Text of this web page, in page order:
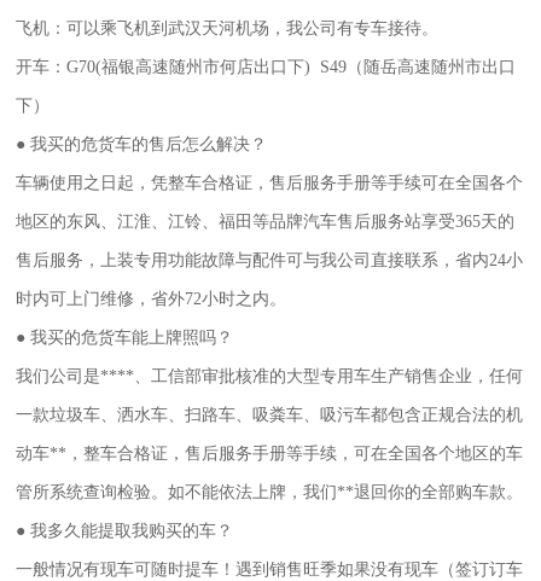
飞机：可以乘飞机到武汉天河机场，我公司有专车接待。
开车：G70(福银高速随州市何店出口下) S49（随岳高速随州市出口
下）
● 我买的危货车的售后怎么解决？
车辆使用之日起，凭整车合格证，售后服务手册等手续可在全国各个
地区的东风、江淮、江铃、福田等品牌汽车售后服务站享受365天的
售 后服务，上装专用功能故障与配件可与我公司直接联系，省内24小
时内可上门维修，省外72小时之内。
● 我买的危货车能上牌照吗？
我们公司是****、工信部审批核准的大型专用车生产销售企业，任何
一款垃圾车、洒水车、扫路车、吸粪车、吸污车都包含正规合法的机
动车**，整车合格证，售后服务手册等手续，可在全国各个地区的车
管所系统查询检验。如不能依法上牌，我们**退回你的全部购车款。
● 我多久能提取我购买的车？
一般情况有现车可随时提车！遇到销售旺季如果没有现车（签订订车